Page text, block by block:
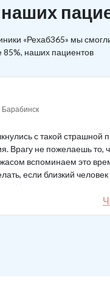
наших
«Рехаб365» мы
85%, наших пациентов
Барабинск
с такой страшной
Врагу не пожелаешь то,
вспоминаем это
если близкий человек
Честно говоря,
лечение бесполезно, но
родственника в